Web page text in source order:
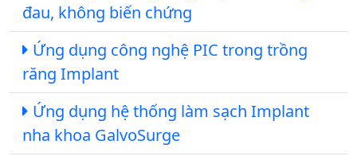
đau, không biến chứng
Ứng dụng công nghệ PIC trong trồng
răng Implant
Ứng dụng hệ thống làm sạch Implant
nha khoa GalvoSurge